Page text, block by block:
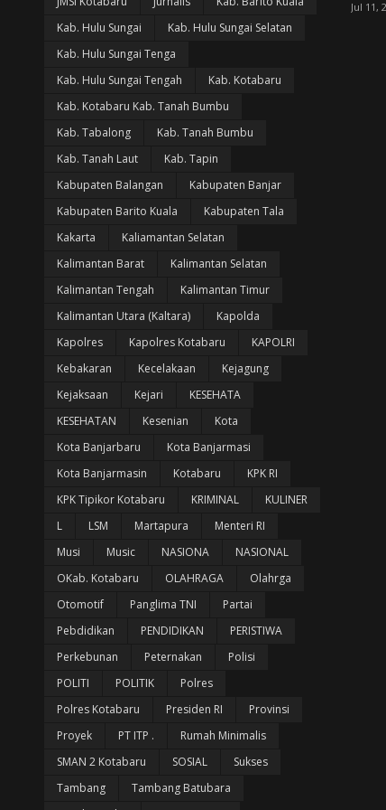
Kab. Hulu Sungai
Kab. Hulu Sungai Selatan
Kab. Hulu Sungai Tenga
Kab. Hulu Sungai Tengah
Kab. Kotabaru
Kab. Kotabaru Kab. Tanah Bumbu
Kab. Tabalong
Kab. Tanah Bumbu
Kab. Tanah Laut
Kab. Tapin
Kabupaten Balangan
Kabupaten Banjar
Kabupaten Barito Kuala
Kabupaten Tala
Kakarta
Kaliamantan Selatan
Kalimantan Barat
Kalimantan Selatan
Kalimantan Tengah
Kalimantan Timur
Kalimantan Utara (Kaltara)
Kapolda
Kapolres
Kapolres Kotabaru
KAPOLRI
Kebakaran
Kecelakaan
Kejagung
Kejaksaan
Kejari
KESEHATA
KESEHATAN
Kesenian
Kota
Kota Banjarbaru
Kota Banjarmasi
Kota Banjarmasin
Kotabaru
KPK RI
KPK Tipikor Kotabaru
KRIMINAL
KULINER
L
LSM Martapura
Menteri RI
Musi
Music NASIONA
NASIONAL
OKab. Kotabaru
OLAHRAGA
Olahrga
Otomotif
Panglima TNI
Partai
Pebdidikan
PENDIDIKAN
PERISTIWA
Perkebunan
Peternakan
Polisi
POLITI
POLITIK
Polres
Polres Kotabaru
Presiden RI
Provinsi
Proyek
PT ITP .
Rumah Minimalis
SMAN 2 Kotabaru
SOSIAL
Sukses
Tambang
Tambang Batubara
Jul 11,